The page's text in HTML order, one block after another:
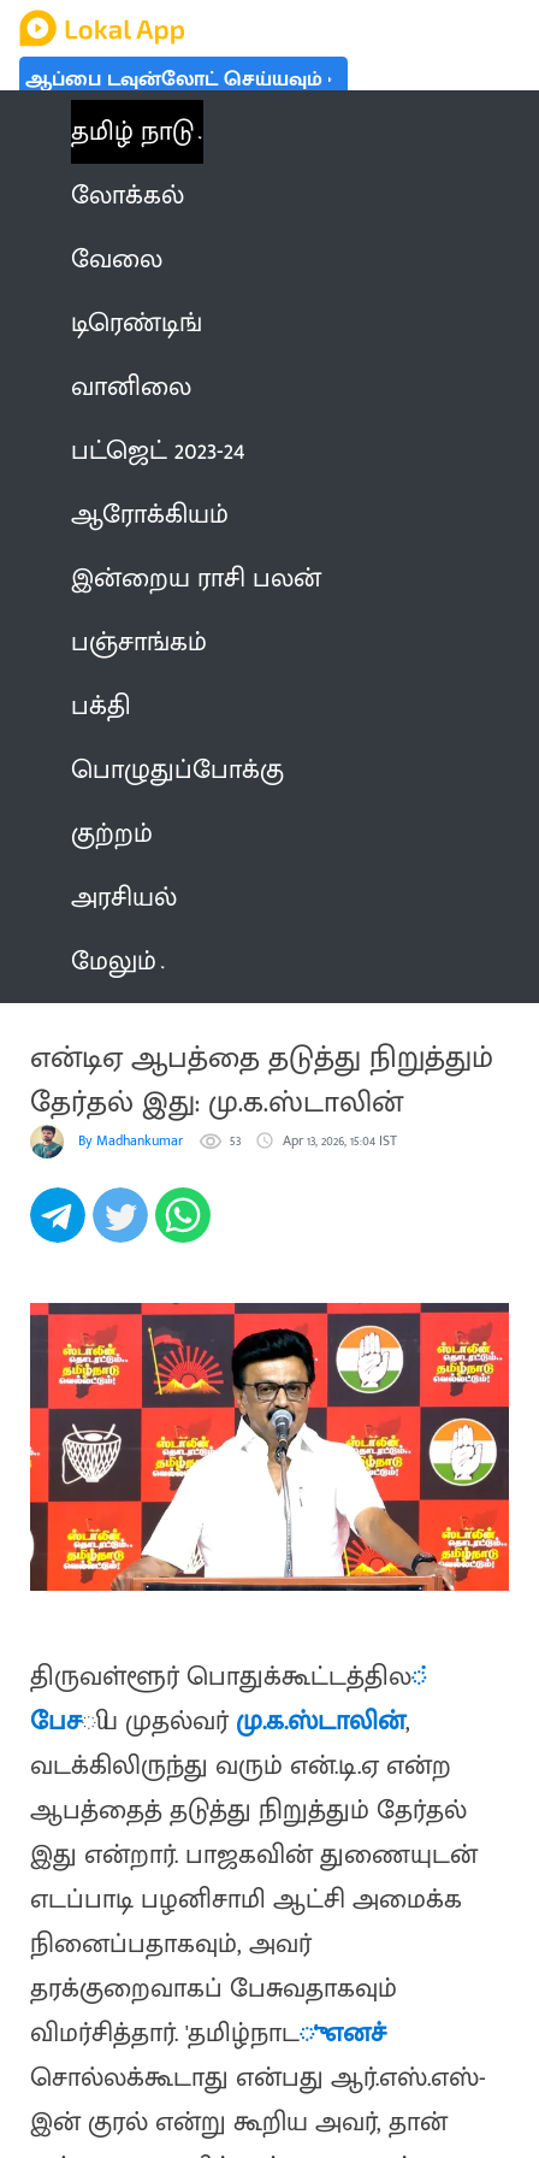
ஆப்பை டவுன்லோட் செய்யவும்
தமிழ் நாடு
லோக்கல்
வேலை
டிரெண்டிங்
வானிலை
பட்ஜெட் 2023-24
ஆரோக்கியம்
இன்றைய ராசி பலன்
பஞ்சாங்கம்
பக்தி
பொழுதுப்போக்கு
குற்றம்
அரசியல்
மேலும்
என்டிஏ ஆபத்தை தடுத்து நிறுத்தும்
தேர்தல் இது: மு.க.ஸ்டாலின்
By Madhankumar 53 Apr 13, 2026, 15:04 IST
திருவள்ளூர் பொதுக்கூட்டத்தில்
பேசிய முதல்வர்மு.க.ஸ்டாலின்,
வடக்கிலிருந்து வரும் என்.டி.ஏ என்ற
ஆபத்தைத் தடுத்து நிறுத்தும் தேர்தல்
இது என்றார். பாஜகவின் துணையுடன்
எடப்பாடி பழனிசாமி ஆட்சி அமைக்க
நினைப்பதாகவும், அவர்
தரக்குறைவாகப் பேசுவதாகவும்
விமர்சித்தார். 'தமிழ்நாடு' எனச்
சொல்லக்கூடாது என்பது ஆர்.எஸ்.எஸ்-
இன் குரல் என்று கூறிய அவர், தான்